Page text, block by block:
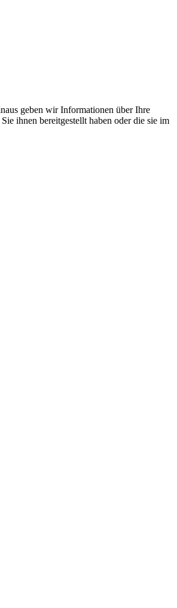
geben wir Informationen über Ihre
ihnen bereitgestellt haben oder die sie im